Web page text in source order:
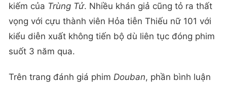
kiếm của Trùng Tử. Nhiều khán giả cũng tỏ ra thất
vọng với cựu thành viên Hỏa tiễn Thiếu nữ 101 với
kiểu diễn xuất không tiến bộ dù liên tục đóng phim
suốt 3 năm qua.
Trên trang đánh giá phim Douban, phần bình luận